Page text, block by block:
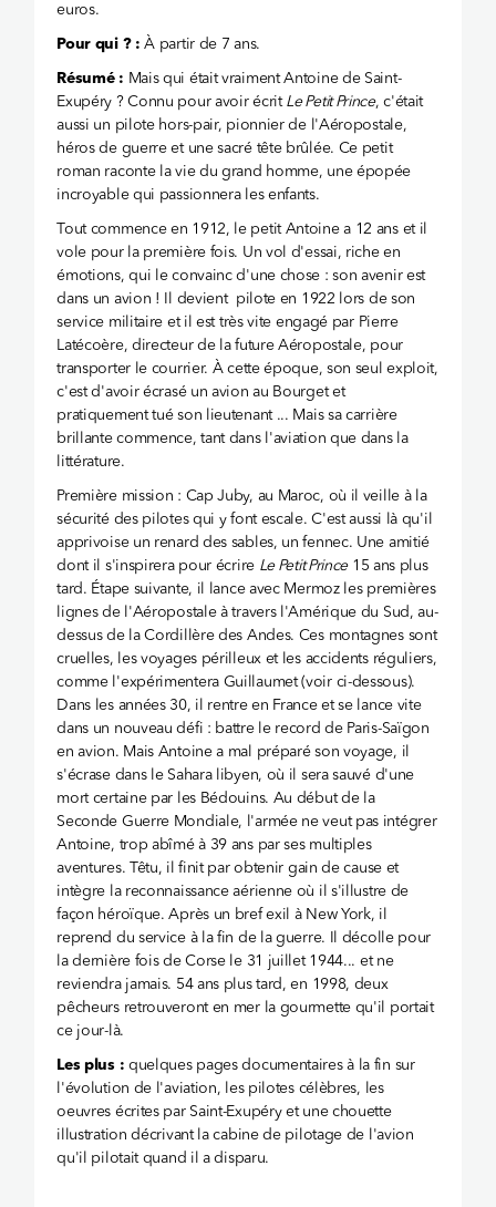
euros.
Pour qui ? :À partir de 7 ans.
Résumé : Mais qui était vraiment Antoine de Saint-
Exupéry ? Connu pour avoir écrit Le Petit Prince, c'était
aussi un pilote hors-pair, pionnier de l'Aéropostale,
héros de guerre et une sacré tête brûlée. Ce petit
roman raconte la vie du grand homme, une épopée
incroyable qui passionnera les enfants.
Tout commence en 1912, le petit Antoine a 12 ans et il
vole pour la première fois. Un vol d'essai, riche en
émotions, qui le convainc d'une chose : son avenir est
dans un avion ! Il devient pilote en 1922 lors de son
service militaire et il est très vite engagé par Pierre
Latécoère, directeur de la future Aéropostale, pour
transporter le courrier. À cette époque, son seul exploit,
c'est d'avoir écrasé un avion au Bourget et
pratiquement tué son lieutenant ... Mais sa carrière
brillante commence, tant dans l'aviation que dans la
littérature.
Première mission : Cap Juby, au Maroc, où il veille à la
sécurité des pilotes qui y font escale. C'est aussi là qu'il
apprivoise un renard des sables, un fennec. Une amitié
dont il s'inspirera pour écrire Le Petit Prince15 ans plus
tard. Étape suivante, il lance avec Mermoz les premières
lignes de l'Aéropostale à travers l'Amérique du Sud, au-
dessus de la Cordillère des Andes. Ces montagnes sont
cruelles, les voyages périlleux et les accidents réguliers,
comme l'expérimentera Guillaumet (voir ci-dessous).
Dans les années 30, il rentre en France et se lance vite
dans un nouveau défi : battre le record de Paris-Saïgon
en avion. Mais Antoine a mal préparé son voyage, il
s'écrase dans le Sahara libyen, où il sera sauvé d'une
mort certaine par les Bédouins. Au début de la
Seconde Guerre Mondiale, l'armée ne veut pas intégrer
Antoine, trop abîmé à 39 ans par ses multiples
aventures. Têtu, il finit par obtenir gain de cause et
intègre la reconnaissance aérienne où il s'illustre de
façon héroïque. Après un bref exil à New York, il
reprend du service à la fin de la guerre. Il décolle pour
la dernière fois de Corse le 31 juillet 1944... et ne
reviendra jamais. 54 ans plus tard, en 1998, deux
pêcheurs retrouveront en mer la gourmette qu'il portait
ce jour-là.
Les plus : quelques pages documentaires à la fin sur
l'évolution de l'aviation, les pilotes célèbres, les
oeuvres écrites par Saint-Exupéry et une chouette
illustration décrivant la cabine de pilotage de l'avion
qu'il pilotait quand il a disparu.